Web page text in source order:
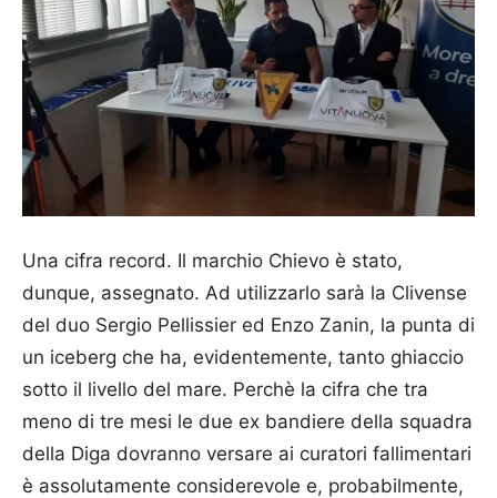
Una cifra record. Il marchio Chievo è stato,
dunque, assegnato. Ad utilizzarlo sarà la Clivense
del duo Sergio Pellissier ed Enzo Zanin, la punta di
un iceberg che ha, evidentemente, tanto ghiaccio
sotto il livello del mare. Perchè la cifra che tra
meno di tre mesi le due ex bandiere della squadra
della Diga dovranno versare ai curatori fallimentari
è assolutamente considerevole e, probabilmente,